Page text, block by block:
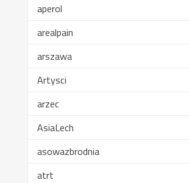
aperol
arealpain
arszawa
Artysci
arzec
AsiaLech
asowazbrodnia
atrt